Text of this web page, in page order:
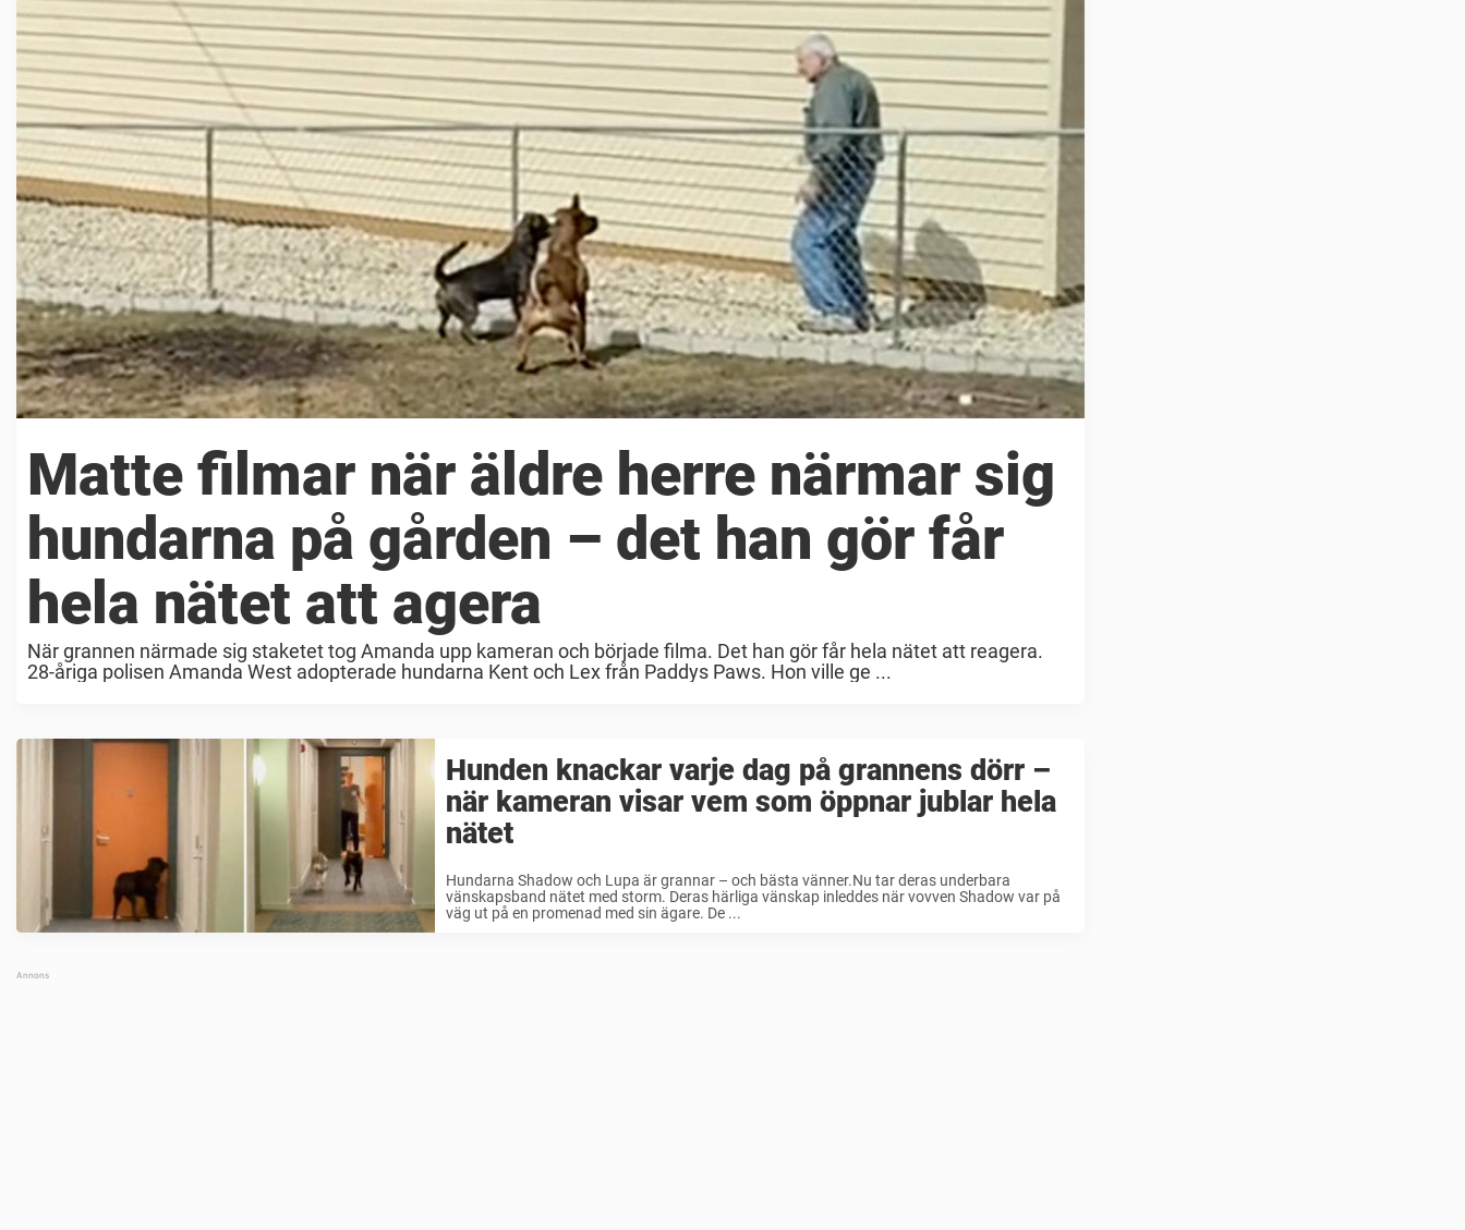
Matte filmar när äldre herre närmar sig
hundarna på gården – det han gör får
hela nätet att agera
När grannen närmade sig staketet tog Amanda upp kameran och började filma. Det han gör får hela nätet att reagera.
28-åriga polisen Amanda West adopterade hundarna Kent och Lex från Paddys Paws. Hon ville ge ...
Hunden knackar varje dag på grannens dörr –
när kameran visar vem som öppnar jublar hela
nätet
Hundarna Shadow och Lupa är grannar – och bästa vänner.Nu tar deras underbara
vänskapsband nätet med storm. Deras härliga vänskap inleddes när vovven Shadow var på
väg ut på en promenad med sin ägare. De ...